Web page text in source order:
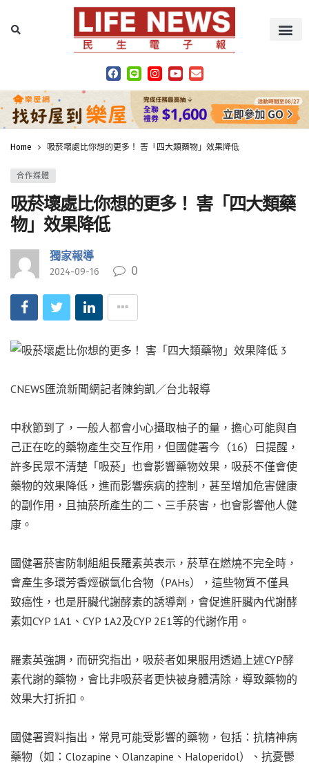
Home 吸菸壞處比你想的更多！ 害「四大類藥物」效果降低
合作媒體
吸菸壞處比你想的更多！ 害「四大類藥
物」效果降低
獨家報導
2024-09-16 0
CNEWS匯流新聞網記者陳鈞凱／台北報導
中秋節到了，一般人都會小心攝取柚子的量，擔心可能與自
己正在吃的藥物產生交互作用，但國健署今（16）日提醒，
許多民眾不清楚「吸菸」也會影響藥物效果，吸菸不僅會使
藥物的效果降低，進而影響疾病的控制，甚至增加危害健康
的副作用，且抽菸所產生的二、三手菸害，也會影響他人健
康。
國健署菸害防制組組長羅素英表示，菸草在燃燒不完全時，
會產生多環芳香烴碳氫化合物（PAHs），這些物質不僅具
致癌性，也是肝臟代謝酵素的誘導劑，會促進肝臟內代謝酵
素如CYP 1A1、CYP 1A2及CYP 2E1等的代謝作用。
羅素英強調，而研究指出，吸菸者如果服用透過上述CYP酵
素代謝的藥物，會比非吸菸者更快被身體清除，導致藥物的
效果大打折扣。
國健署資料指出，常見可能受影響的藥物，包括：抗精神病
藥物（如：Clozapine、Olanzapine、Haloperidol）、抗憂鬱